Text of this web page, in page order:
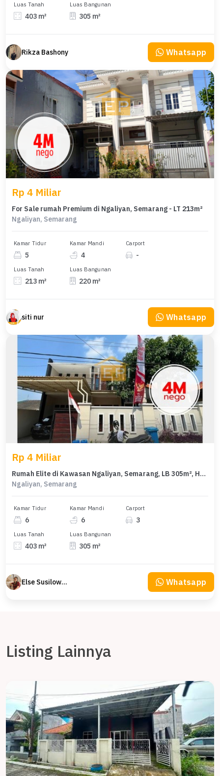
Luas Tanah
403 m²
Luas Bangunan
305 m²
Rikza Bashony Whatsapp
Rp 4 Miliar
For Sale rumah Premium di Ngaliyan, Semarang - LT 213m²
Ngaliyan, Semarang
Kamar Tidur
5
Kamar Mandi
4
Carport
-
Luas Tanah
213 m²
Luas Bangunan
220 m²
siti nur Whatsapp
Rp 4 Miliar
Rumah Elite di Kawasan Ngaliyan, Semarang, LB 305m², Harga 4 Miliar
Ngaliyan, Semarang
Kamar Tidur
6
Kamar Mandi
6
Carport
3
Luas Tanah
403 m²
Luas Bangunan
305 m²
Else Susilowaty Whatsapp
Listing Lainnya